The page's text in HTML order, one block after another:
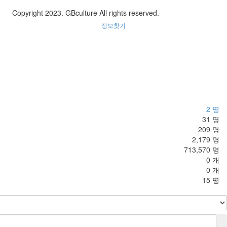
Copyright 2023. GBculture All rights reserved.
정보찾기
2 명
31 명
209 명
2,179 명
713,570 명
0 개
0 개
15 명